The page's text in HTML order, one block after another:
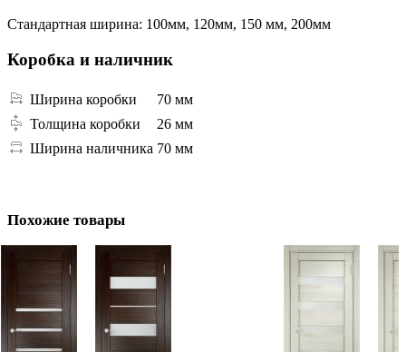
Стандартная ширина: 100мм, 120мм, 150 мм, 200мм
Коробка и наличник
Ширина коробки
70 мм
Толщина коробки
26 мм
Ширина наличника 70 мм
Похожие товары